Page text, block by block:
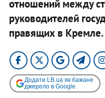
отношений между
руководителей
правящих в Кремле.
Додати LB.ua як бажане
джерело в Google